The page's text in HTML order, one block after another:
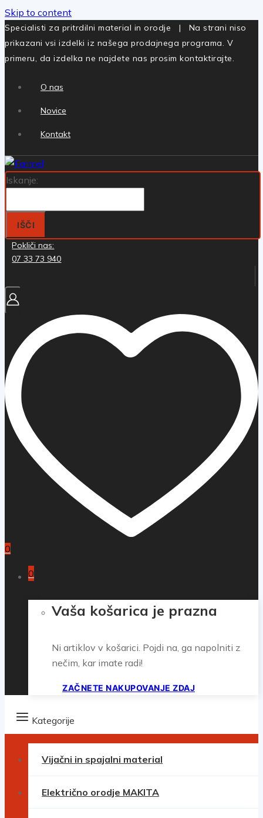
Skip to content
Specialisti za pritrdilni material in orodje | Na strani niso
prikazani vsi izdelki iz našega prodajnega programa. V
primeru, da izdelka ne najdete nas prosim kontaktirajte.
O nas
Novice
Kontakt
Iskanje:
IŠČI
Pokliči nas:
07 33 73 940
0
0
Vaša košarica je prazna
Ni artiklov v košarici. Pojdi na, ga napolniti z
nečim, kar imate radi!
ZAČNETE NAKUPOVANJE ZDAJ
Kategorije
Vijačni in spajalni material
Električno orodje MAKITA